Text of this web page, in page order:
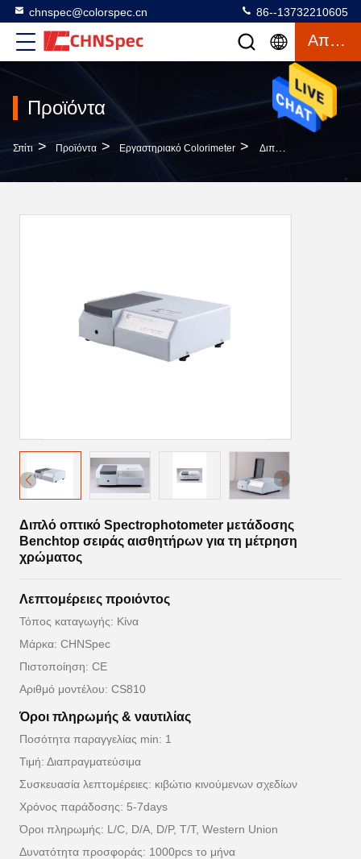
chnspec@colorspec.cn 86--13732210605
Απόσπασμα
Προϊόντα
Σπίτι > Προϊόντα > Εργαστηριακό Colorimeter > Διπλό Οπτικό Spectrophotometer Μετάδοσης Benchtop Σειράς Αισθητήρων Για Τη Μέτρηση Χρώματος
Διπλό οπτικό Spectrophotometer μετάδοσης
Benchtop σειράς αισθητήρων για τη μέτρηση
χρώματος
Λεπτομέρειες προιόντος
Τόπος καταγωγής: Κίνα
Μάρκα: CHNSpec
Πιστοποίηση: CE
Αριθμό μοντέλου: CS810
Όροι πληρωμής & ναυτιλίας
Ποσότητα παραγγελίας min: 1
Τιμή: Διαπραγματεύσιμα
Συσκευασία λεπτομέρειες: κιβώτιο κινούμενων σχεδίων
Χρόνος παράδοσης: 5-7days
Όροι πληρωμής: L/C, D/A, D/P, T/T, Western Union
Δυνατότητα προσφοράς: 1000pcs το μήνα